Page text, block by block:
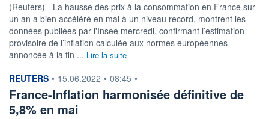
(Reuters) - La hausse des prix à la consommation en France sur
un an a bien accéléré en mai à un niveau record, montrent les
données publiées par l'Insee mercredi, confirmant l’estimation
provisoire de l’inflation calculée aux normes européennes
annoncée à la fin ... Lire la suite
information fournie par
REUTERS • 15.06.2022 • 08:45 •
France-Inflation harmonisée définitive de
5,8% en mai